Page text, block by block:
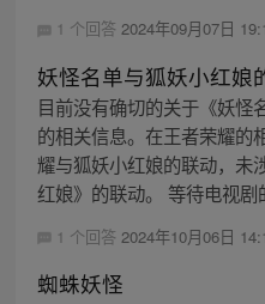
1 个回答 2024年09月07日
妖怪名单与狐妖小红娘
目前没有确切的关于《妖怪
的相关信息。在王者荣耀的
耀与狐妖小红娘的联动，未
红娘》的联动。 等待电视
1 个回答 2024年10月06日
蜘蛛妖怪